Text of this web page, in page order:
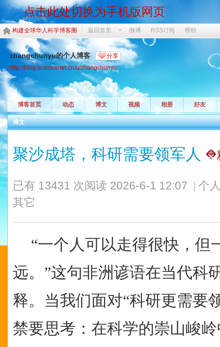
点击此处切换为手机版网页
构建全球华人科学博客圈 返回首页 微博 RSS订阅 帮助
zhangchunyu的个人博客 分享
http://blog.sciencenet.cn/u/zhangchunyu
博客首页 动态 博文 视频 相册 好友
博文
聚沙成塔，科研需要领军人
已有 13431 次阅读 2026-6-1 12:07
个
其它
“一个人可以走得很快，但
远。”这句非洲谚语在当代科
释。当我们面对“科研更需要
禁要思考：在科学的崇山峻